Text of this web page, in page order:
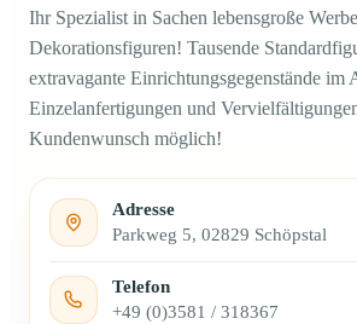
Ihr Spezialist in Sachen lebensgroße
Dekorationsfiguren! Tausende
extravagante Einrichtungsgegenstände im
Einzelanfertigungen und
Kundenwunsch möglich!
Adresse
Parkweg 5, 02829 Schöpstal
Telefon
+49 (0)3581 / 318367